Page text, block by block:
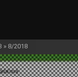
» 8/2018